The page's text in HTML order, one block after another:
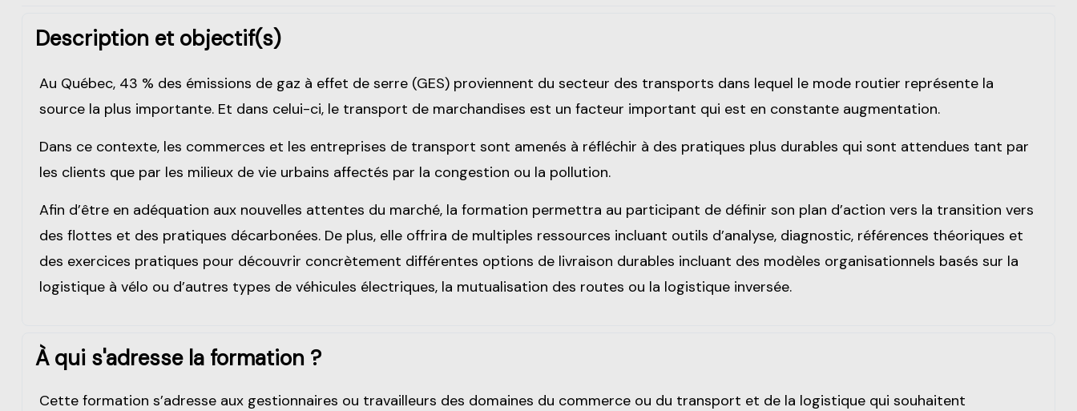
Description et objectif(s)
Au Québec, 43 % des émissions de gaz à effet de serre (GES) proviennent du secteur des transports dans lequel le mode routier représente la
source la plus importante. Et dans celui-ci, le transport de marchandises est un facteur important qui est en constante augmentation.
Dans ce contexte, les commerces et les entreprises de transport sont amenés à réfléchir à des pratiques plus durables qui sont attendues tant par
les clients que par les milieux de vie urbains affectés par la congestion ou la pollution.
Afin d’être en adéquation aux nouvelles attentes du marché, la formation permettra au participant de définir son plan d’action vers la transition vers
des flottes et des pratiques décarbonées. De plus, elle offrira de multiples ressources incluant outils d’analyse, diagnostic, références théoriques et
des exercices pratiques pour découvrir concrètement différentes options de livraison durables incluant des modèles organisationnels basés sur la
logistique à vélo ou d’autres types de véhicules électriques, la mutualisation des routes ou la logistique inversée.
À qui s'adresse la formation ?
Cette formation s’adresse aux gestionnaires ou travailleurs des domaines du commerce ou du transport et de la logistique qui souhaitent